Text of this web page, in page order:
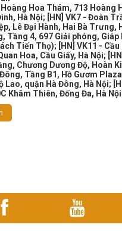
Hoàng Hoa Thám, 713 Hoàng
Hà Nội;
[HN] VK7 - Đoàn
Lê Đại Hành, Hai Bà Trưng,
Tầng 4, 697 Giải phóng, Giáp
Tiến Thọ);
[HN] VK11 -
Hoa, Cầu Giấy, Hà Nội;
Chương Dương Độ, Hoàn
Tầng B1, Hồ Gươm
Lao, quận Hà Đông, Hà Nội;
Khâm Thiên, Đống Đa, Hà Nội